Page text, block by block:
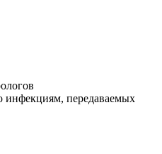
инфекциям, передаваемых